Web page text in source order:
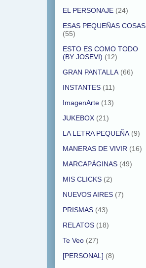
EL PERSONAJE (24)
ESAS PEQUEÑAS COSAS
(55)
ESTO ES COMO TODO
(BY JOSEVI) (12)
GRAN PANTALLA (66)
INSTANTES (11)
ImagenArte (13)
JUKEBOX (21)
LA LETRA PEQUEÑA (9)
MANERAS DE VIVIR (16)
MARCAPÁGINAS (49)
MIS CLICKS (2)
NUEVOS AIRES (7)
PRISMAS (43)
RELATOS (18)
Te Veo (27)
[PERSONAL] (8)